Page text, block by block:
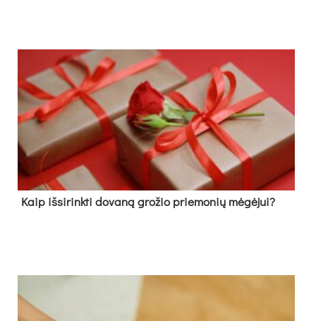
Kaip išsirinkti dovaną grožio priemonių mėgėjui?